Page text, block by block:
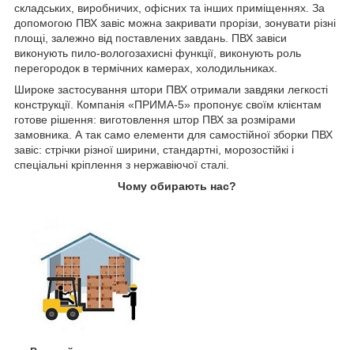
складських, виробничих, офісних та інших приміщеннях. За
допомогою ПВХ завіс можна закривати прорізи, зонувати різні
площі, залежно від поставлених завдань. ПВХ завіси
виконують пило-вологозахисні функції, виконують роль
перегородок в термічних камерах, холодильниках.
Широке застосування штори ПВХ отримали завдяки легкості
конструкції. Компанія «ПРИМА-5» пропонує своїм клієнтам
готове рішення: виготовлення штор ПВХ за розмірами
замовника. А так само елементи для самостійної зборки ПВХ
завіс: стрічки різної ширини, стандартні, морозостійкі і
спеціальні кріплення з нержавіючої сталі.
Чому обирають нас?